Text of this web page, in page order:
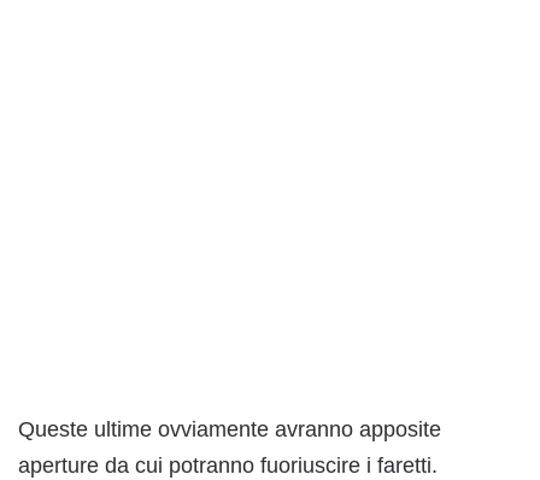
Queste ultime ovviamente avranno apposite
aperture da cui potranno fuoriuscire i faretti.